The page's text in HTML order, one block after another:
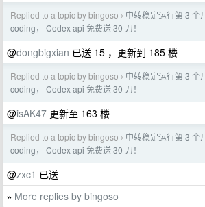
Replied to a topic by bingoso › 中转稳定运行第 3 个
coding， Codex api 免费送 30 刀！
@dongbigxian 已送 15 ，更新到 185 楼
Replied to a topic by bingoso › 中转稳定运行第 3 个
coding， Codex api 免费送 30 刀！
@isAK47 更新至 163 楼
Replied to a topic by bingoso › 中转稳定运行第 3 个
coding， Codex api 免费送 30 刀！
@zxc1 已送
» More replies by bingoso